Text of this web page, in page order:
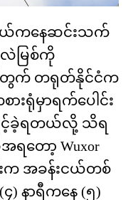
နွယ်ကနေဆင်းသက်
လဲမြစ်ကို
အတွက် တရုတ်နိုင်ငံက
းရုံမှာရက်ပေါင်း
င့်ခဲ့ရတယ်လို့ သိရ
ရတော့ Wuxor
းက အခန်းငယ်တစ်
) နာရီကနေ (၅)